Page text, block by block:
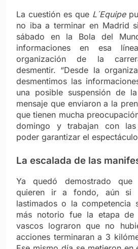
La cuestión es que L´Equipe
no iba a terminar en Madrid
sábado en la Bola del
informaciones en esa
organización de la
desmentir. “Desde la
desmentimos las
una posible suspensión de
mensaje que enviaron a la
que tienen mucha
domingo y trabajan con las
poder garantizar el
La escalada de las
Ya quedó demostrado que
quieren ir a fondo, aún si
lastimados o la competencia
más notorio fue la etapa de
vascos lograron que no
acciones terminaran a 3